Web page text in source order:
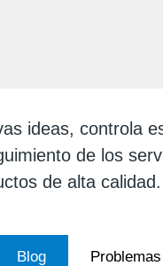
ideas, controla
de los
de alta calidad.
Blog